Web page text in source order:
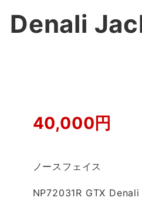
Denali
40,000円
ノースフェイス
NP72031R GTX